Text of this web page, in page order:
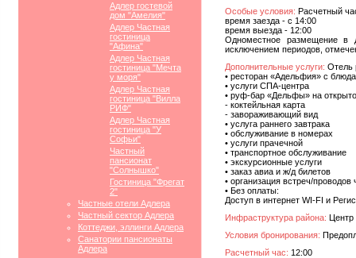
Адлер гостевой
дом "Амелия"
Адлер Частная
гостиница
"Афина"
Адлер Частная
гостиница "Мечта
у моря"
Адлер Частная
гостиница "Вилла
РИФ"
Адлер Частная
гостиница "У
Софьи"
Частный
пансионат
"Солнышко"
Гостиница "Фрегат
2"
Частные отели Адлера
Частный сектор Адлера
Коттеджи, эллинги Адлера
Санатории пансионаты
Адлера
Особые условия: Расчетный
время заезда - с 14:00
время выезда - 12:00
Одноместное размещение в
исключением периодов,
Дополнительные услуги: Отель
• ресторан «Адельфия» с
• услуги СПА-центра
• руф-бар «Дельфы» на
- коктейльная карта
- завораживающий вид
• услуга раннего завтрака
• обслуживание в номерах
• услуги прачечной
• транспортное обслуживание
• экскурсионные услуги
• заказ авиа и ж/д билетов
• организация встреч/
• Без оплаты:
Доступ в интернет WI-FI и
Инфраструктура района: Центр
Условия бронирования:
Расчетный час: 12:00